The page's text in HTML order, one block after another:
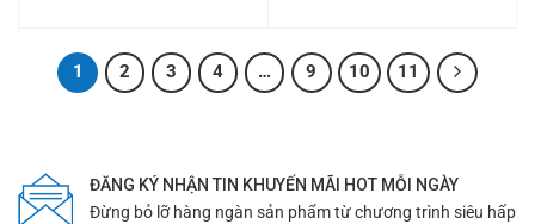
1 2 3 4 … 9 10 11
ĐĂNG KÝ NHẬN TIN KHUYẾN MÃI HOT MỖI NGÀY
Đừng bỏ lỡ hàng ngàn sản phẩm từ chương trình siêu hấp